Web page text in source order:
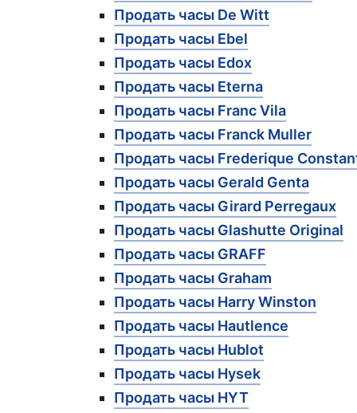
Продать часы De Witt
Продать часы Ebel
Продать часы Edox
Продать часы Eterna
Продать часы Franc Vila
Продать часы Franck Muller
Продать часы Frederique
Продать часы Gerald Genta
Продать часы Girard Perregaux
Продать часы Glashutte Original
Продать часы GRAFF
Продать часы Graham
Продать часы Harry Winston
Продать часы Hautlence
Продать часы Hublot
Продать часы Hysek
Продать часы HYT